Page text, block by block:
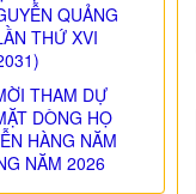
QUẢNG
THỨ XVI
THAM DỰ
DÒNG HỌ
HÀNG NĂM
NĂM 2026